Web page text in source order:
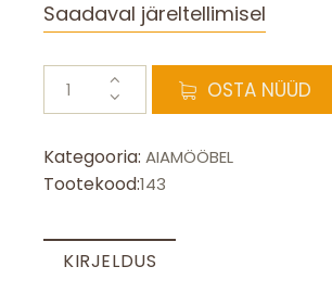
Saadaval järeltellimisel
Piknikulaud
koos
(varjualune)
kogus
OSTA NÜÜD
Kategooria: AIAMÖÖBEL
Tootekood:143
KIRJELDUS